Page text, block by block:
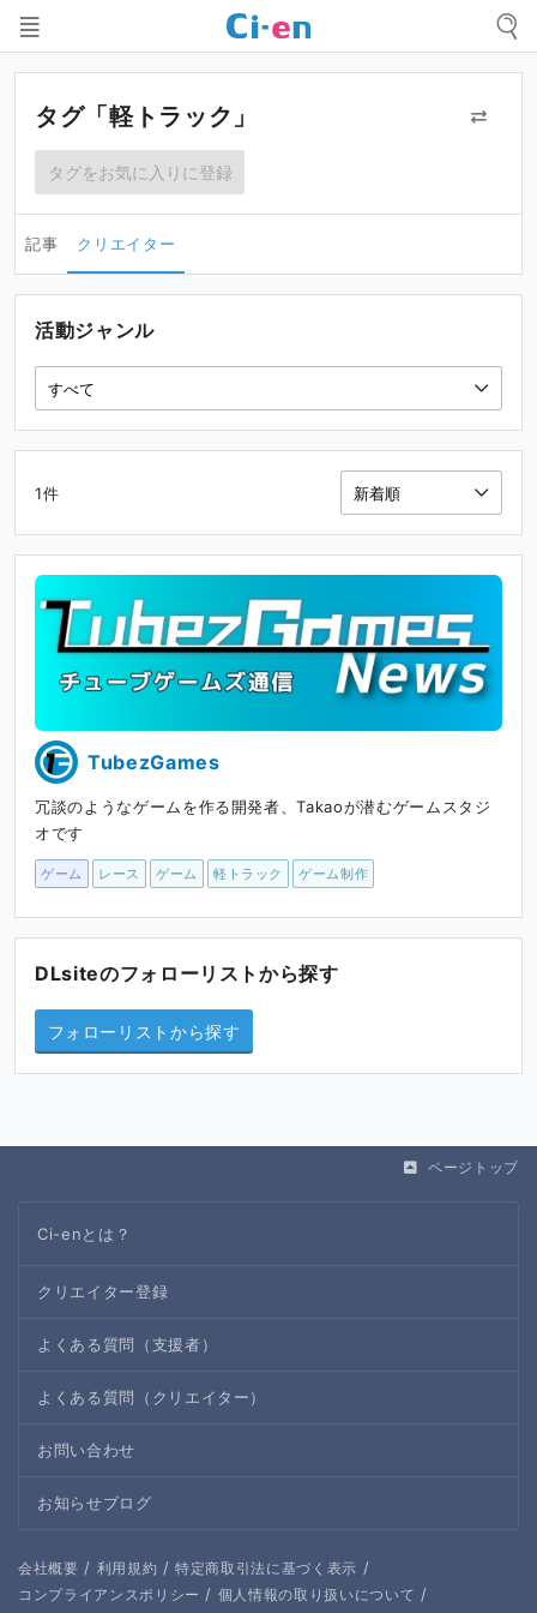
タグ「軽トラック」
タグをお気に入りに登録
記事 クリエイター
1件
TubezGames
冗談のようなゲームを作る開発者、Takaoが潜むゲームスタジ
オです
ゲーム レース ゲーム 軽トラック ゲーム制作
活動ジャンル
DLsiteのフォローリストから探す
フォローリストから探す
ページトップ
Ci-enとは？
クリエイター登録
よくある質問（支援者）
よくある質問（クリエイター）
お問い合わせ
お知らせブログ
会社概要 / 利用規約 / 特定商取引法に基づく表示 /
コンプライアンスポリシー / 個人情報の取り扱いについて /